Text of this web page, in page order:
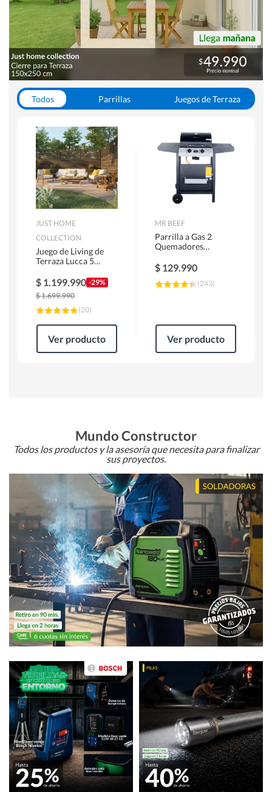
Todos Parrillas
Juegos de Terraza
JUST HOME
COLLECTION
Juego de Living de
Terraza Lucca 5
$ 1.199.990 -29%
$1.699.990
(20)
Ver producto
MR BEEF
Parrilla a Gas 2
Quemadores
$ 129.990
(243)
Ver producto
Mundo Constructor
Todos los productos y la asesoría que necesita para finalizar
sus proyectos.